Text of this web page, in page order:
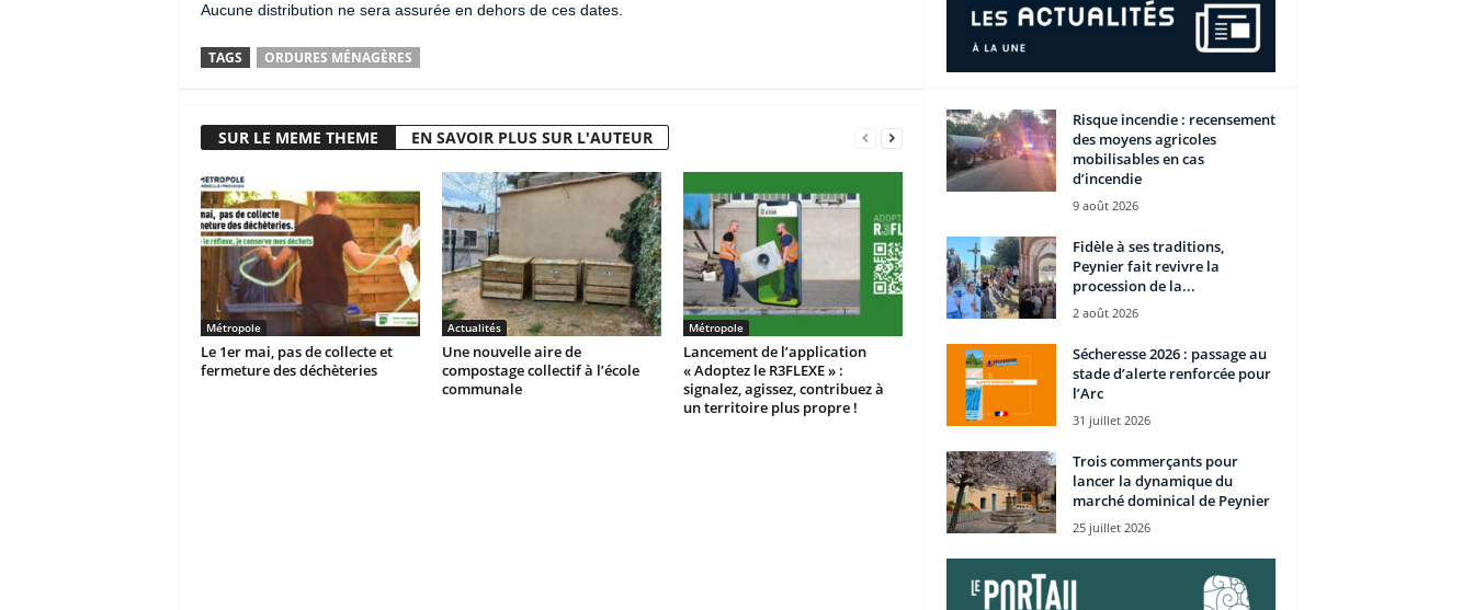
Aucune distribution ne sera assurée en dehors de ces dates.
TAGS ORDURES MÉNAGÈRES
SUR LE MEME THEME EN SAVOIR PLUS SUR L'AUTEUR
Métropole
Le 1er mai, pas de collecte et
fermeture des déchèteries
Actualités
Une nouvelle aire de
compostage collectif à l’école
communale
Métropole
Lancement de l’application
« Adoptez le R3FLEXE » :
signalez, agissez, contribuez à
un territoire plus propre !
Risque incendie : recensement
des moyens agricoles
mobilisables en cas
d’incendie
9 août 2026
Fidèle à ses traditions,
Peynier fait revivre la
procession de la...
2 août 2026
Sécheresse 2026 : passage au
stade d’alerte renforcée pour
l’Arc
31 juillet 2026
Trois commerçants pour
lancer la dynamique du
marché dominical de Peynier
25 juillet 2026